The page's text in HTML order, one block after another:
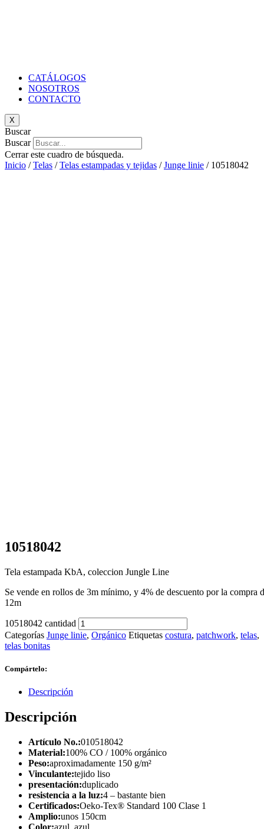
CATÁLOGOS
NOSOTROS
CONTACTO
X
Buscar
Buscar
Cerrar este cuadro de búsqueda.
Inicio /Telas /Telas estampadas y tejidas /Junge linie / 10518042
10518042
Tela estampada KbA, coleccion Jungle Line
Se vende en rollos de 3m mínimo, y 4% de descuento por la compra
12m
10518042 cantidad
Categorías Junge linie, Orgánico Etiquetas costura, patchwork, telas,
telas bonitas
Compártelo:
Descripción
Descripción
Artículo No.:010518042
Material:100% CO / 100% orgánico
Peso:aproximadamente 150 g/m²
Vinculante:tejido liso
presentación:duplicado
resistencia a la luz:4 – bastante bien
Certificados:Oeko-Tex® Standard 100 Clase 1
Amplio:unos 150cm